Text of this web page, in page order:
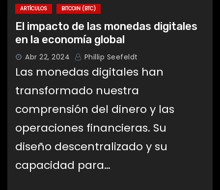
ARTÍCULOS BITCOIN (BTC)
El impacto de las monedas digitales
en la economía global
Abr 22, 2024 Phillip Seefeldt
Las monedas digitales han
transformado nuestra
comprensión del dinero y las
operaciones financieras. Su
diseño descentralizado y su
capacidad para…